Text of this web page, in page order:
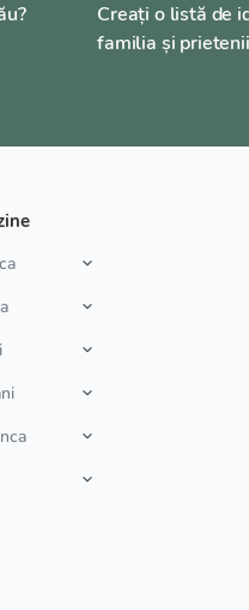
Creați o listă de
familia și